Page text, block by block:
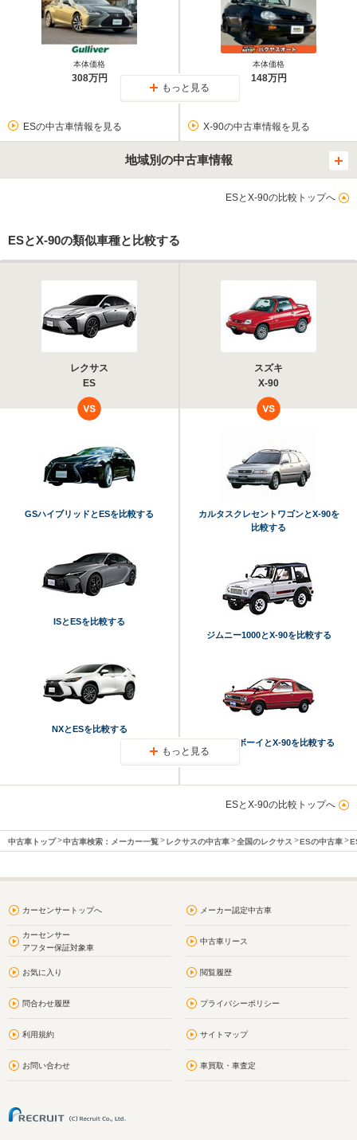
本体価格
308万円
本体価格
148万円
もっと見る
ESの中古車情報を見る X-90の中古車情報を見る
地域別の中古車情報
ESとX-90の比較トップへ
ESとX-90の類似車種と比較する
レクサス
ES
スズキ
X-90
GSハイブリッドとESを比較する
ISとESを比較する
NXとESを比較する
カルタスクレセントワゴンとX-90を
比較する
ジムニー1000とX-90を比較する
マイティボーイとX-90を比較する
もっと見る
ESとX-90の比較トップへ
中古車トップ 中古車検索：メーカー一覧 レクサスの中古車 全国のレクサス ESの中古車
カーセンサートップへ メーカー認定中古車
カーセンサー
アフター保証対象車
中古車リース
お気に入り 閲覧履歴
問合わせ履歴 プライバシーポリシー
利用規約 サイトマップ
お問い合わせ 車買取・車査定